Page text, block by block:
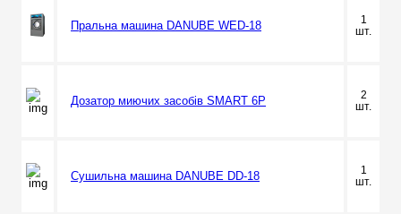
Пральна машина DANUBE WED-18
1
шт.
Дозатор миючих засобів SMART 6P
2
шт.
Сушильна машина DANUBE DD-18
1
шт.